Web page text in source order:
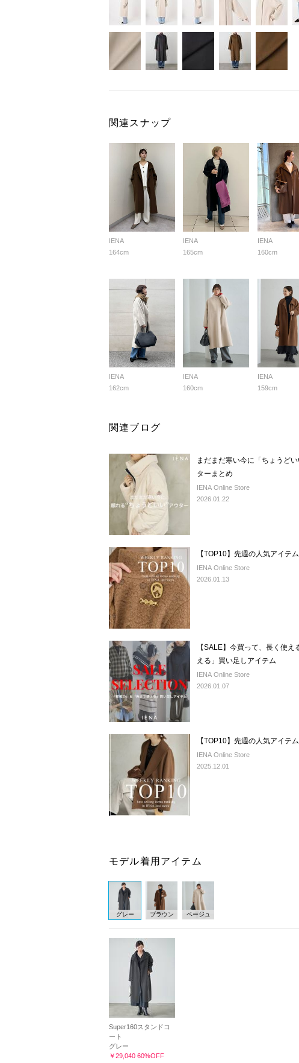
関連スナップ
IENA
164cm
IENA
165cm
IENA
160cm
IENA
162cm
IENA
160cm
IENA
159cm
関連ブログ
まだまだ寒い今に「ちょうど
ターまとめ
IENA Online Store
2026.01.22
【TOP10】先週の人気アイテ
IENA Online Store
2026.01.13
【SALE】今買って、長く使
える」買い足しアイテム
IENA Online Store
2026.01.07
【TOP10】先週の人気アイテ
IENA Online Store
2025.12.01
モデル着用アイテム
グレー ブラウン ベージュ
Super160スタンドコ
ート
グレー
￥29,040 60%OFF